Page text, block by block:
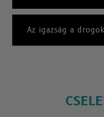
Az igazság a